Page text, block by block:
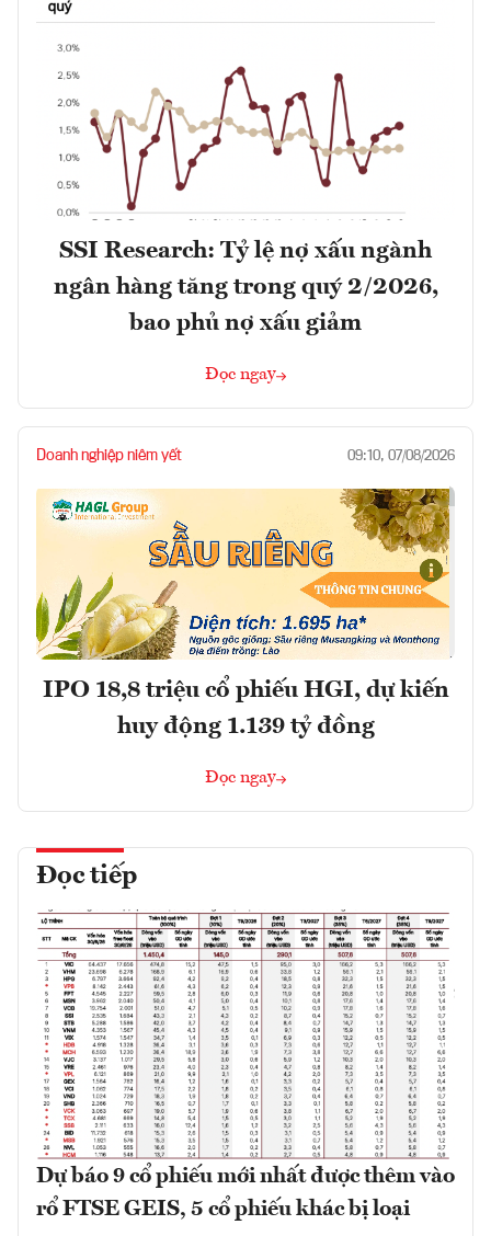
SSI Research: Tỷ lệ nợ xấu ngành
ngân hàng tăng trong quý 2/2026,
bao phủ nợ xấu giảm
Đọc ngay
Doanh nghiệp niêm yết 09:10, 07/08/2026
IPO 18,8 triệu cổ phiếu HGI, dự kiến
huy động 1.139 tỷ đồng
Đọc ngay
Đọc tiếp
Dự báo 9 cổ phiếu mới nhất được thêm vào
rổ FTSE GEIS, 5 cổ phiếu khác bị loại